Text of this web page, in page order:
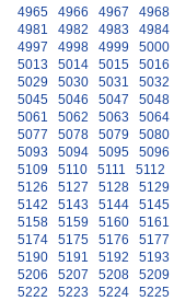
4965
4966 4967 4968
4981
4982 4983 4984
4997
4998 4999 5000
5013
5014 5015 5016
5029
5030 5031 5032
5045
5046 5047 5048
5061
5062 5063 5064
5077
5078 5079 5080
5093
5094 5095 5096
5109
5110 5111 5112
5126
5127 5128 5129
5142
5143 5144 5145
5158
5159 5160 5161
5174
5175 5176 5177
5190
5191 5192 5193
5206
5207 5208 5209
5222
5223 5224 5225